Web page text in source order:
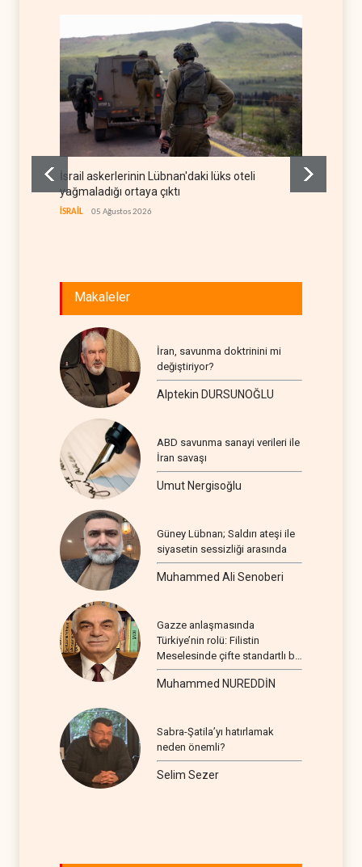
İsrail askerlerinin Lübnan'daki lüks oteli
yağmaladığı ortaya çıktı
İSRAİL 05 Ağustos 2026
Makaleler
İran, savunma doktrinini mi
değiştiriyor?
Alptekin DURSUNOĞLU
ABD savunma sanayi verileri ile
İran savaşı
Umut Nergisoğlu
Güney Lübnan; Saldırı ateşi ile
siyasetin sessizliği arasında
Muhammed Ali Senoberi
Gazze anlaşmasında
Türkiye’nin rolü: Filistin
Meselesinde çifte standartlı bir
seyir
Muhammed NUREDDİN
Sabra-Şatila’yı hatırlamak
neden önemli?
Selim Sezer